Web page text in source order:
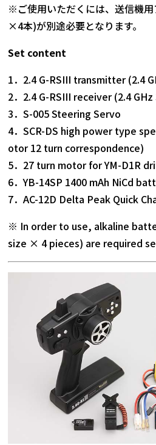
※ご使用いただくには、送信機
×4本)が別途必要となります。
Set content
1．2.4 G-RSIII transmitter (2.4
2．2.4 G-RSIII receiver (2.4
3．S-005 Steering Servo
4．SCR-DS high power type
otor 12 turn correspondence)
5．27 turn motor for YM-D1R
6．YB-14SP 1400 mAh NiCd
7．AC-12D Delta Peak Quick
※ In order to use, alkaline
size × 4 pieces) are required